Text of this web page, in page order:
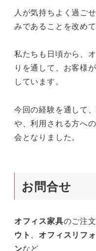
人が気持ちよく過ご
みであることを改め
私たちも日頃から、
りを通して、お客様
しています。
今回の経験を通して
や、利用される方へ
会となりました。
お問合せ
オフィス家具のご注
ウト 、 オフィスリフ
ンなど